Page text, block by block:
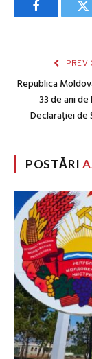
Facebook
Republica
33 de ani
Declarației de
POSTĂRI